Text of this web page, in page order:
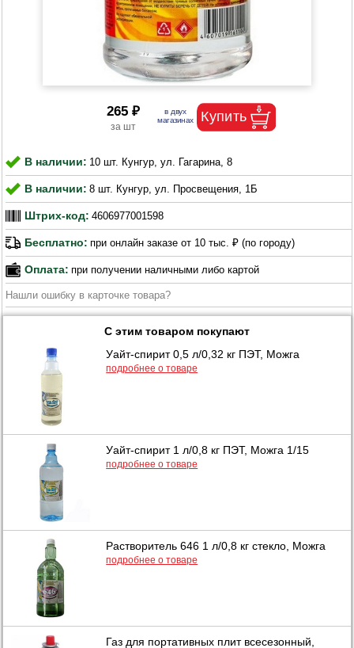
265 ₽
В наличии: 10 шт. Кунгур, ул. Гагарина, 8
В наличии: 8 шт. Кунгур, ул. Просвещения, 1Б
Штрих-код: 4606977001598
Бесплатно: при онлайн заказе от 10 тыс. ₽ (по городу)
Оплата: при получении наличными либо картой
Нашли ошибку в карточке товара?
С этим товаром покупают
Уайт-спирит 0,5 л/0,32 кг ПЭТ, Можга
подробнее о товаре
Уайт-спирит 1 л/0,8 кг ПЭТ, Можга 1/15
подробнее о товаре
Растворитель 646 1 л/0,8 кг стекло, Можга
подробнее о товаре
Газ для портативных плит всесезонный,